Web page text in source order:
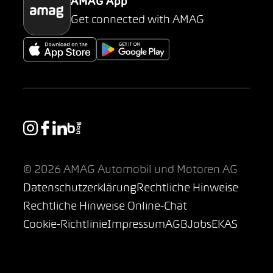
AMAG App
Get connected with AMAG
© 2026 AMAG Automobil und Motoren AG
DatenschutzerklärungRechtliche Hinweise
Rechtliche Hinweise Online-Chat
Cookie-RichtlinieImpressumAGBJobsEKAS